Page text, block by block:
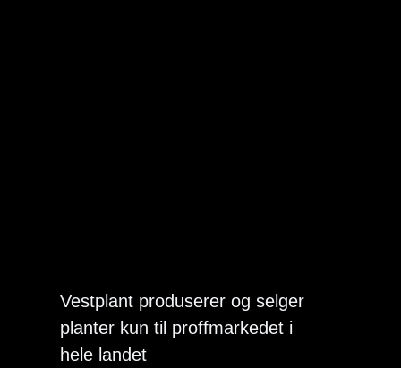
Vestplant produserer og selger
planter kun til proffmarkedet i
hele landet